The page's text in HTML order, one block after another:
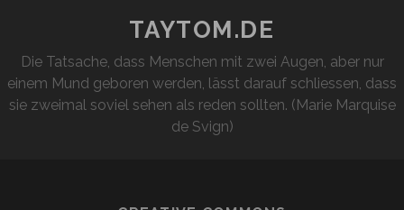
TAYTOM.DE
Die Tatsache, dass Menschen mit zwei Augen, aber nur
einem Mund geboren werden, lässt darauf schliessen, dass
sie zweimal soviel sehen als reden sollten. (Marie Marquise
de Svign)